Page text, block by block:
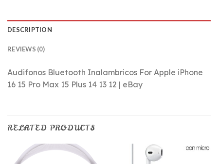
DESCRIPTION
REVIEWS (0)
Audifonos Bluetooth Inalambricos For Apple iPhone
16 15 Pro Max 15 Plus 14 13 12 | eBay
RELATED PRODUCTS